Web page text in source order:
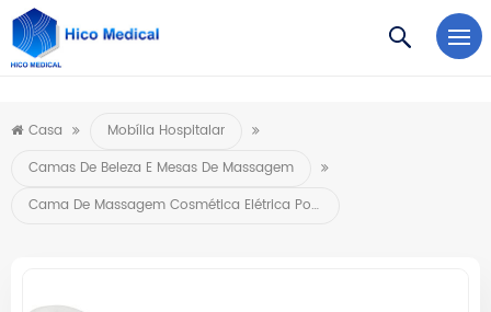
https://www.microsoft.com/en-us/microsoft-teams/log-in
Casa
Mobília Hospitalar
Camas De Beleza E Mesas De Massagem
Cama De Massagem Cosmética Elétrica Portátil Com 3 Motores